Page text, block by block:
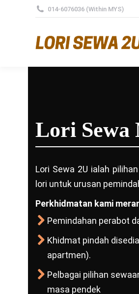
014-6076036 (Within MYS)
Lori Sewa
Lori Sewa 2U ialah
lori untuk urusan
Perkhidmatan kami
Pemindahan perabot
Khidmat pindah
apartmen).
Pelbagai pilihan
masa pendek